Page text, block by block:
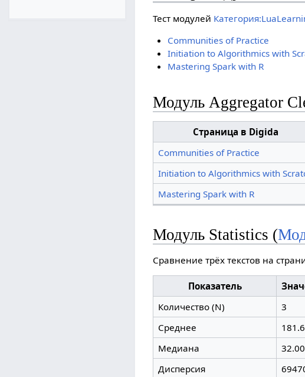
Тест модулей
Communities of Practice
Initiation to Algorithmics with
Mastering Spark with R
Модуль Aggregator
Страница в Digida
Communities of Practice
Initiation to Algorithmics with
Mastering Spark with R
Модуль Statistics (
Сравнение трёх текстов на
Показатель
Количество (N)
3
Среднее
Медиана
32.00
Дисперсия